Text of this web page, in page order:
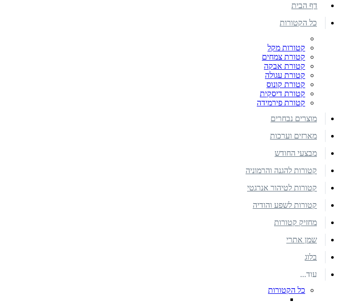
דף הבית
כל הקטורות
קטורות מקל
קטורת צמחים
קטורת אבקה
קטורת עגולה
קטורת קונוס
קטורת דיסקית
קטורת פירמידה
מוצרים נבחרים
מארזים וערכות
מבצעי החודש
קטורות להגנה והרמוניה
קטורות לטיהור אנרגטי
קטורות לשפע והודיה
מחזיק קטורות
שמן אתרי
בלוג
עוד...
כל הקטורות